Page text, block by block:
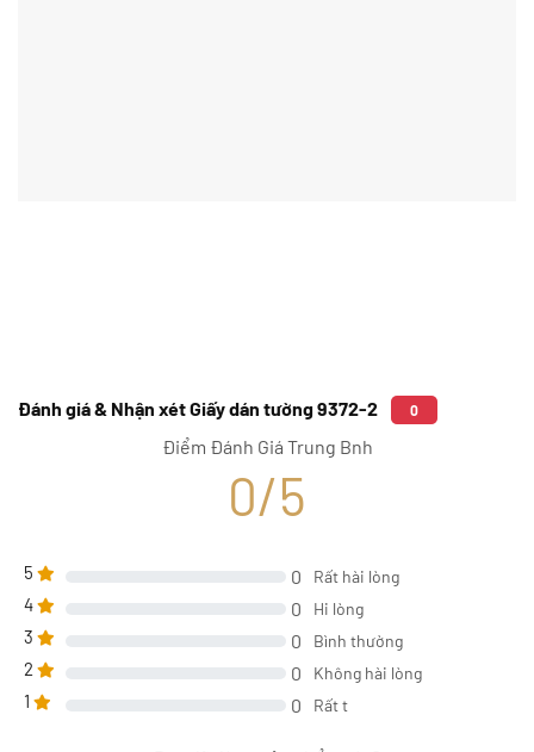
Đánh giá & Nhận xét Giấy dán tường 9372-2 0
Điểm Đánh Giá Trung Bnh
0/5
5 0 Rất hài lòng
4 0 Hi lòng
3 0 Bình thường
2 0 Không hài lòng
1 0 Rất t